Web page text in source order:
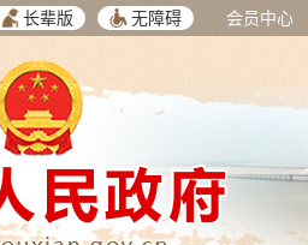
长辈版 无障碍 会员中心